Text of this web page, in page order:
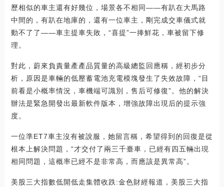
歷相似的車主還有好幾位，場景各不相同——有趴在大馬路
中間的，有趴在地庫的，還有一位車主，剛完成交車儀式就
動不了了——車主提車失敗，“喜提”一捧鮮花，車被留下修
理。
對此，蔚來負責量產產品質量的高級總監回應稱，經初步分
析，原因是車輛的低壓蓄電池充電模塊發生了失效故障，“目
前看是小概率情況，車機端可識別，售后可修復”。他的解決
辦法是緊急開發出最新軟件版本，增強故障出現后的提示強
度。
一位準ET7車主沒有被說服，她留言稱，希望得到的回復是從
根本上解決問題，“才交付了兩三千臺車，已經有四五輛出現
相同問題，這概率已經不是非常高，而應該是異常高”。
美股三大指數低開低走集體收跌:金色財經報道，美股三大指